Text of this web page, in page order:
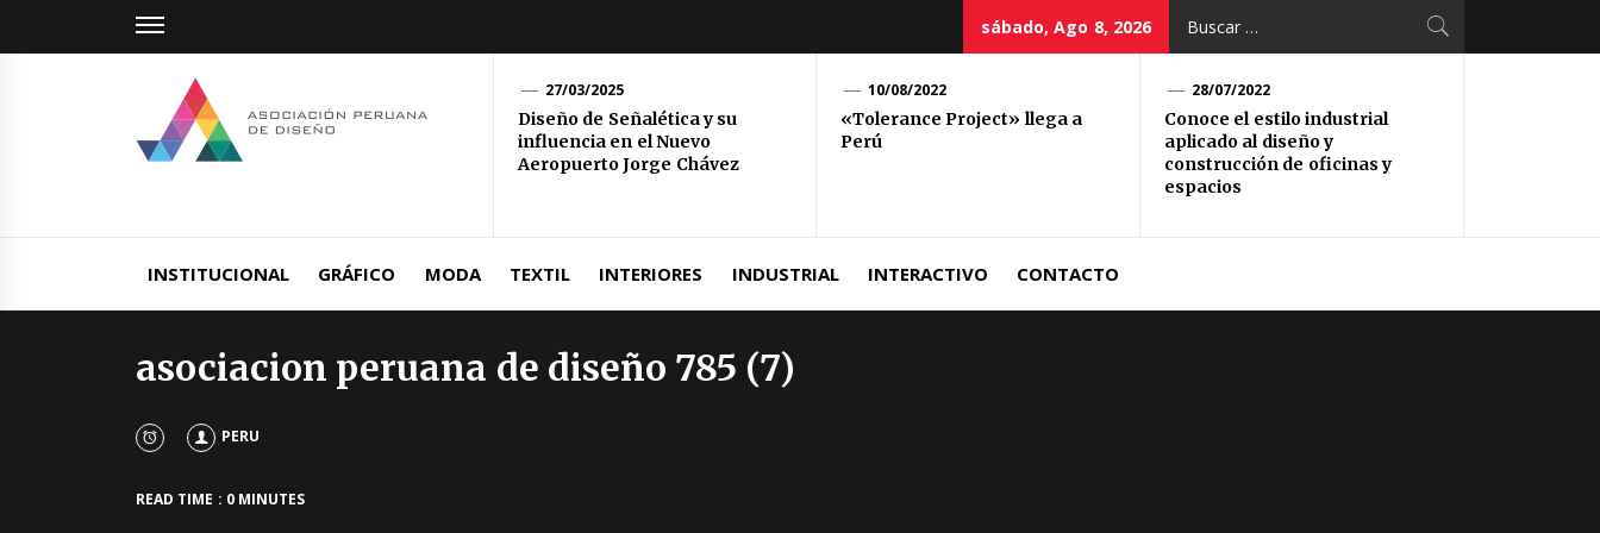
sábado, Ago 8, 2026
Asociación
Peruana
de Diseño
27/03/2025
Diseño de Señalética y su
influencia en el Nuevo
Aeropuerto Jorge Chávez
10/08/2022
«Tolerance Project» llega a
Perú
28/07/2022
Conoce el estilo industrial
aplicado al diseño y
construcción de oficinas y
espacios
INSTITUCIONAL GRÁFICO MODA TEXTIL INTERIORES INDUSTRIAL INTERACTIVO CONTACTO
asociacion peruana de diseño 785 (7)
PERU
READ TIME : 0 MINUTES